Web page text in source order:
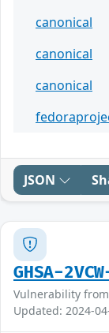
canonical
canonical
canonical
JSON
GHSA-
Vulnerability from
Updated: 2024-